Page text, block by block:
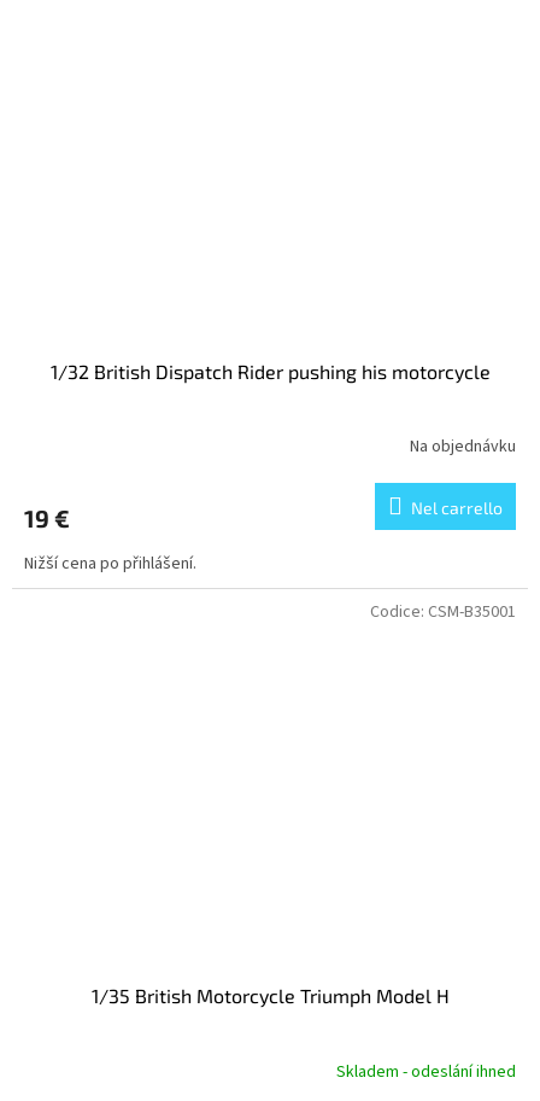
1/32 British Dispatch Rider pushing his motorcycle
Na objednávku
19 € Nel carrello
Nižší cena po přihlášení.
1/35 British Motorcycle Triumph Model H
Skladem - odeslání ihned
Codice: CSM-B35001